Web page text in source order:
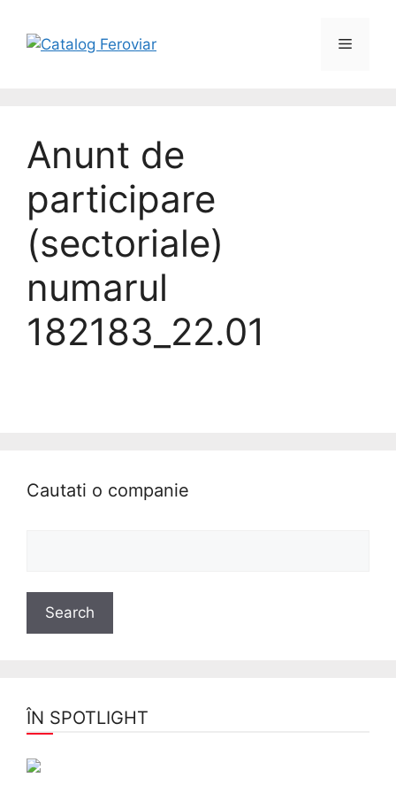
Anunt de
participare
(sectoriale)
numarul
182183_22.01
Cautati o companie
ÎN SPOTLIGHT